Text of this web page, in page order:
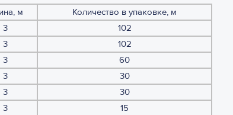
м Количество в упаковке, м
3 102
3 102
3 60
3 30
3 30
3 15